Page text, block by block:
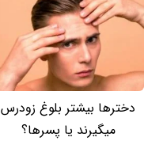
دخترها بیشتر بلوغ زودرس
میگیرند یا پسرها؟